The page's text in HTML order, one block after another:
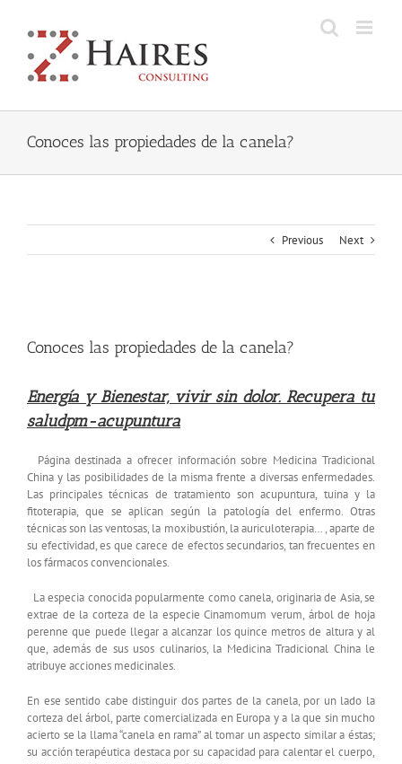
content
Conoces las propiedades de la canela?
Previous Next
Image
Conoces las propiedades de la canela?
Energía y Bienestar, vivir sin dolor. Recupera tu
saludpm-acupuntura
Página destinada a ofrecer información sobre Medicina Tradicional
China y las posibilidades de la misma frente a diversas enfermedades.
Las principales técnicas de tratamiento son acupuntura, tuina y la
fitoterapia, que se aplican según la patología del enfermo. Otras
técnicas son las ventosas, la moxibustión, la auriculoterapia… , aparte de
su efectividad, es que carece de efectos secundarios, tan frecuentes en
los fármacos convencionales.
La especia conocida popularmente como canela, originaria de Asia, se
extrae de la corteza de la especie Cinamomum verum, árbol de hoja
perenne que puede llegar a alcanzar los quince metros de altura y al
que, además de sus usos culinarios, la Medicina Tradicional China le
atribuye acciones medicinales.
En ese sentido cabe distinguir dos partes de la canela, por un lado la
corteza del árbol, parte comercializada en Europa y a la que sin mucho
acierto se la llama “canela en rama” al tomar un aspecto similar a éstas;
su acción terapéutica destaca por su capacidad para calentar el cuerpo,